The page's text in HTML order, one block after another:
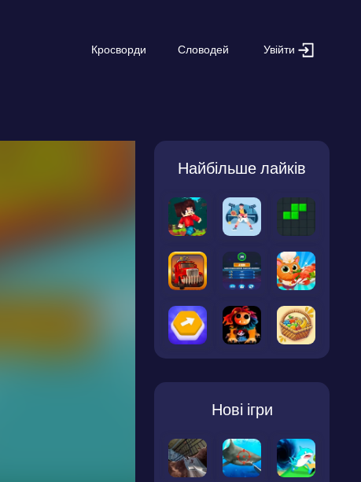
Кросворди Словодей Увійти
Найбільше лайків
Нові ігри